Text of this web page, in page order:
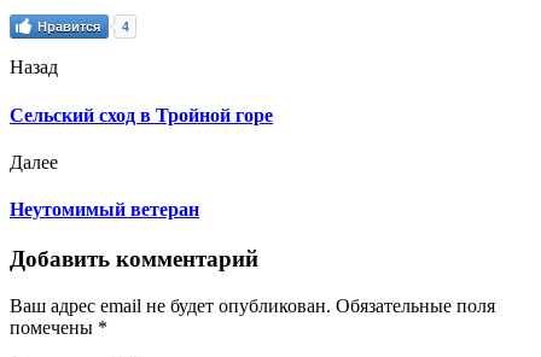
Нравится 4
Назад
Сельский сход в Тройной горе
Далее
Неутомимый ветеран
Добавить комментарий
Ваш адрес email не будет опубликован. Обязательные поля
помечены *